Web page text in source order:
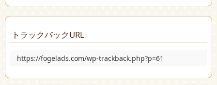
トラックバックURL
https://fogelads.com/wp-trackback.php?p=61